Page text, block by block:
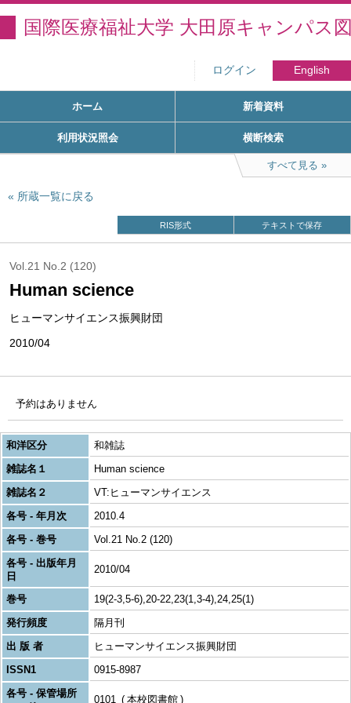
国際医療福祉大学 大田原キャンパス
ログイン English
ホーム 新着資料
利用状況照会 横断検索
すべて見る
所蔵一覧に戻る
RIS形式 テキストで保存
Vol.21 No.2 (120)
Human science
ヒューマンサイエンス振興財団
2010/04
予約はありません
和洋区分
和雑誌
雑誌名１
Human science
雑誌名２
VT:ヒューマンサイエンス
各号 - 年月次
2010.4
各号 - 巻号
Vol.21 No.2 (120)
各号 - 出版年月
日
2010/04
巻号
19(2-3,5-6),20-22,23(1,3-4),24,25(1)
発行頻度
隔月刊
出 版 者
ヒューマンサイエンス振興財団
ISSN1
0915-8987
各号 - 保管場所
0101 本校図書館